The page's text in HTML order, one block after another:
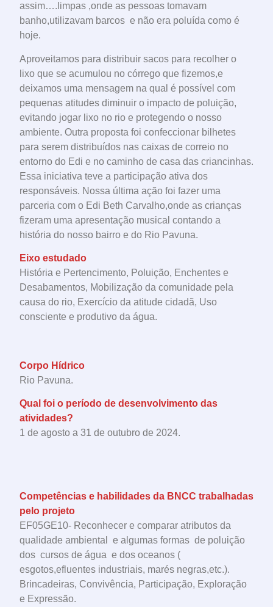
assim….limpas ,onde as pessoas tomavam
banho,utilizavam barcos e não era poluída como é
hoje.
Aproveitamos para distribuir sacos para recolher o
lixo que se acumulou no córrego que fizemos,e
deixamos uma mensagem na qual é possível com
pequenas atitudes diminuir o impacto de poluição,
evitando jogar lixo no rio e protegendo o nosso
ambiente. Outra proposta foi confeccionar bilhetes
para serem distribuídos nas caixas de correio no
entorno do Edi e no caminho de casa das criancinhas.
Essa iniciativa teve a participação ativa dos
responsáveis. Nossa última ação foi fazer uma
parceria com o Edi Beth Carvalho,onde as crianças
fizeram uma apresentação musical contando a
história do nosso bairro e do Rio Pavuna.
Eixo estudado
História e Pertencimento, Poluição, Enchentes e
Desabamentos, Mobilização da comunidade pela
causa do rio, Exercício da atitude cidadã, Uso
consciente e produtivo da água.
Corpo Hídrico
Rio Pavuna.
Qual foi o período de desenvolvimento das
atividades?
1 de agosto a 31 de outubro de 2024.
Competências e habilidades da BNCC trabalhadas
pelo projeto
EF05GE10- Reconhecer e comparar atributos da
qualidade ambiental e algumas formas de poluição
dos cursos de água e dos oceanos (
esgotos,efluentes industriais, marés negras,etc.).
Brincadeiras, Convivência, Participação, Exploração
e Expressão.